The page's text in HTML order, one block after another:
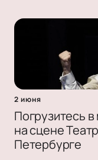
2 июня
Погрузитесь
на сцене
Петербурге